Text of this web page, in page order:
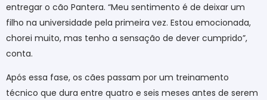
entregar o cão Pantera. “Meu sentimento é de deixar um
filho na universidade pela primeira vez. Estou emocionada,
chorei muito, mas tenho a sensação de dever cumprido”,
conta.
Após essa fase, os cães passam por um treinamento
técnico que dura entre quatro e seis meses antes de serem